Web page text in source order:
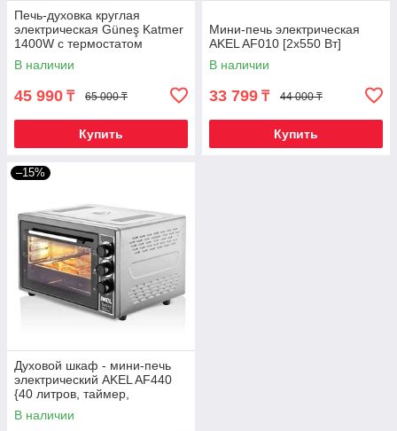
Печь-духовка круглая
электрическая Güneş Katmer
1400W с термостатом
В наличии
45 990 ₸ 65 000 ₸
Купить
Мини-печь электрическая
AKEL AF010 [2х550 Вт]
В наличии
33 799 ₸ 44 000 ₸
Купить
–15%
Духовой шкаф - мини-печь
электрический AKEL AF440
{40 литров, таймер,
термостат, пр-во Турция}
(Серый)
В наличии